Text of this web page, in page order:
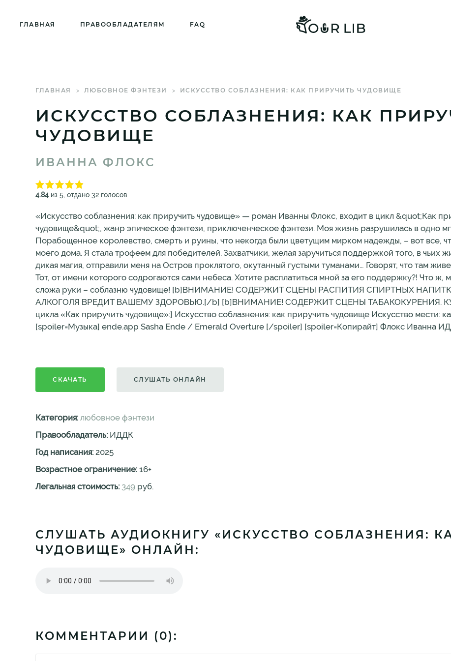
ГЛАВНАЯ ПРАВООБЛАДАТЕЛЯМ FAQ
ГЛАВНАЯ ЛЮБОВНОЕ ФЭНТЕЗИ ИСКУССТВО СОБЛАЗНЕНИЯ: КАК ПРИРУЧИТЬ ЧУДОВИЩЕ
ИСКУССТВО СОБЛАЗНЕНИЯ: КАК
ЧУДОВИЩЕ
ИВАННА ФЛОКС
4.84 из 5, отдано 32 голосов
«Искусство соблазнения: как приручить чудовище» — роман Иванны Флокс, входит в цикл &quot;Как
чудовище&quot;, жанр эпическое фэнтези, приключенческое фэнтези. Моя жизнь разрушилась в одно
Порабощенное королевство, смерть и руины, что некогда были цветущим мирком надежды, – вот все,
моего дома. Я стала трофеем для победителей. Захватчики, желая заручиться поддержкой того, в чьих
дикая магия, отправили меня на Остров проклятого, окутанный густыми туманами… Говорят, что там
Тот, от имени которого содрогаются сами небеса. Хотите расплатиться мной за его поддержку?! Что
сложа руки – соблазню чудовище! [b]ВНИМАНИЕ! СОДЕРЖИТ СЦЕНЫ РАСПИТИЯ СПИРТНЫХ
АЛКОГОЛЯ ВРЕДИТ ВАШЕМУ ЗДОРОВЬЮ.[/b] [b]ВНИМАНИЕ! СОДЕРЖИТ СЦЕНЫ ТАБАКОКУРЕНИЯ.
цикла «Как приручить чудовище»:] Искусство соблазнения: как приручить чудовище Искусство мести:
[spoiler=Музыка] ende.app Sasha Ende / Emerald Overture [/spoiler] [spoiler=Копирайт] Флокс Иванна
СКАЧАТЬ СЛУШАТЬ ОНЛАЙН
Категория: любовное фэнтези
Правообладатель: ИДДК
Год написания: 2025
Возрастное ограничение: 16+
Легальная стоимость: 349 руб.
СЛУШАТЬ АУДИОКНИГУ «ИСКУССТВО СОБЛАЗНЕНИЯ:
ЧУДОВИЩЕ» ОНЛАЙН:
КОММЕНТАРИИ (0):